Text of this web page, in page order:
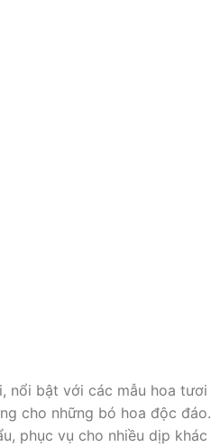
nổi bật với các mẫu hoa tươi
cho những bó hoa độc đáo.
phục vụ cho nhiều dịp khác